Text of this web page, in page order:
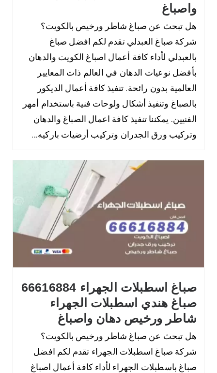
واصباغ
هل تبحث عن صباغ شاطر ورخيص بالكويت؟
شركة صباغ العبدلي تقدم لكم افضل صباغ
بالعبدلي لأداء كافة أعمال اصباغ الكويت والدهان
بأفضل نوعيات الدهان في العالم ذات المعايير
العالمية بدون رائحة. تنفيذ كافة أعمال الديكور
بالصباغ وتنفيذ أشكال ولوحات فنية باستخدام أمهر
الفنيين. يمكننا تنفيذ كافة اعمال الصباغ والدهان
وتركيب ورق الجدران وتركيب أرضيات باركيه...
صباغ اسطبلات الجهراء 66616884
صباغ هندي اسطبلات الجهراء
شاطر ورخيص دهان واصباغ
هل تبحث عن صباغ شاطر ورخيص بالكويت؟
شركة صباغ اسطبلات الجهراء تقدم لكم افضل
صباغ باسطبلات الجهراء لأداء كافة أعمال اصباغ